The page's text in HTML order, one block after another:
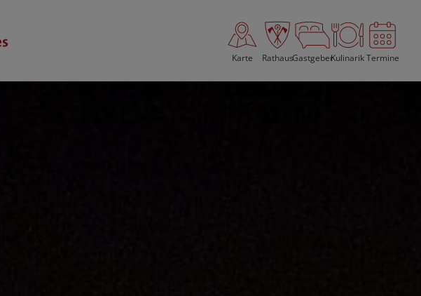
Karte RathausGastgeberKulinarikTermine